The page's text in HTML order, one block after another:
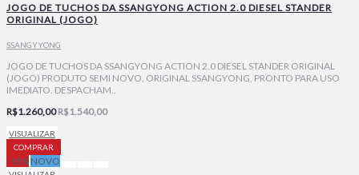
JOGO DE TUCHOS DA SSANGYONG ACTION 2.0 DIESEL STANDER
ORIGINAL (JOGO)
SSANGYYONG
JOGO DE TUCHOS DA SSANGYONG ACTION 2.0 DIESEL STANDER ORIGINAL
(JOGO) PRODUTO SEMI NOVO, ORIGINAL SSANGYONG, PRONTO PARA USO
IMEDIATO. DESPACHAM..
R$1.260,00 R$1.540,00
VISUALIZAR
COMPRAR
-18% NOVO